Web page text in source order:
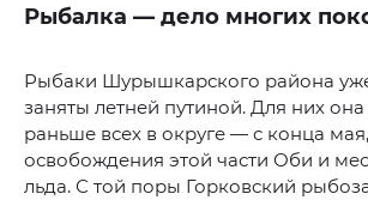
Рыбалка — дело многих
Рыбаки Шурышкарского района
заняты летней путиной. Для них она
раньше всех в округе — с конца
освобождения этой части Оби и
льда. С той поры Горковский